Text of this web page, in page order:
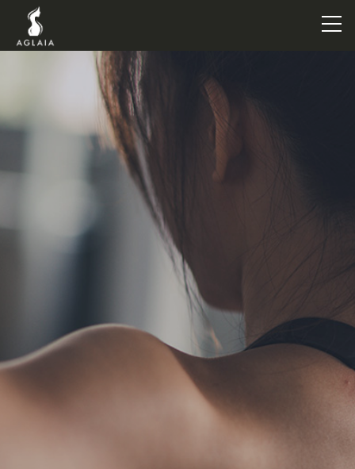
TRAINERS
METHOD
PRICE
FAQ
AGLAIA Blog
TERMS